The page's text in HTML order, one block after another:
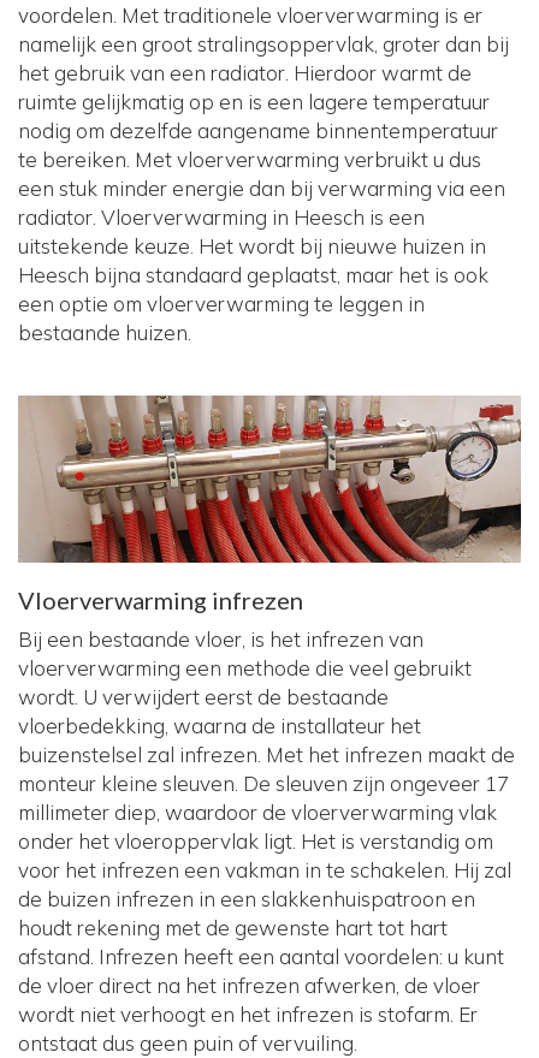
voordelen. Met traditionele vloerverwarming is er
namelijk een groot stralingsoppervlak, groter dan bij
het gebruik van een radiator. Hierdoor warmt de
ruimte gelijkmatig op en is een lagere temperatuur
nodig om dezelfde aangename binnentemperatuur
te bereiken. Met vloerverwarming verbruikt u dus
een stuk minder energie dan bij verwarming via een
radiator. Vloerverwarming in Heesch is een
uitstekende keuze. Het wordt bij nieuwe huizen in
Heesch bijna standaard geplaatst, maar het is ook
een optie om vloerverwarming te leggen in
bestaande huizen.
Vloerverwarming infrezen
Bij een bestaande vloer, is het infrezen van
vloerverwarming een methode die veel gebruikt
wordt. U verwijdert eerst de bestaande
vloerbedekking, waarna de installateur het
buizenstelsel zal infrezen. Met het infrezen maakt de
monteur kleine sleuven. De sleuven zijn ongeveer 17
millimeter diep, waardoor de vloerverwarming vlak
onder het vloeroppervlak ligt. Het is verstandig om
voor het infrezen een vakman in te schakelen. Hij zal
de buizen infrezen in een slakkenhuispatroon en
houdt rekening met de gewenste hart tot hart
afstand. Infrezen heeft een aantal voordelen: u kunt
de vloer direct na het infrezen afwerken, de vloer
wordt niet verhoogt en het infrezen is stofarm. Er
ontstaat dus geen puin of vervuiling.